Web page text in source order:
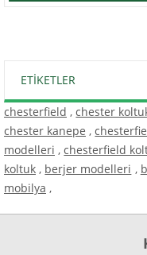
ETIKETLER
chesterfield , chester
chester kanepe ,
modelleri , chesterfield
koltuk , berjer modelleri ,
mobilya ,